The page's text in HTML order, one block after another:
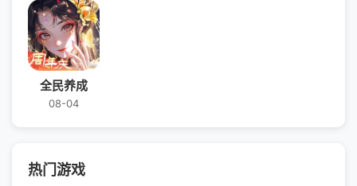
全民养成
08-04
热门游戏